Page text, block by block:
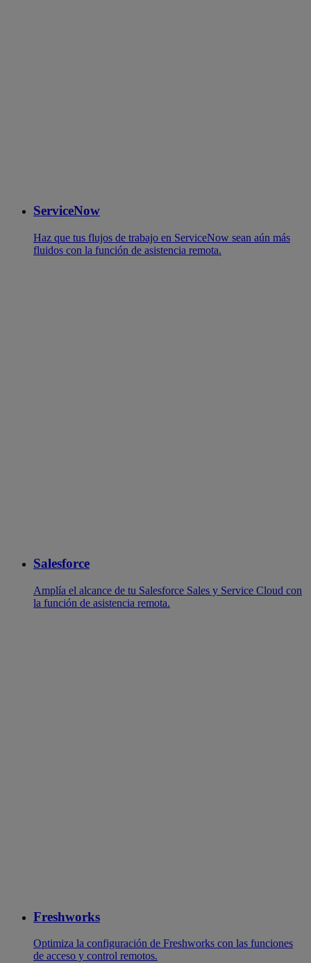
ServiceNow
Haz que tus flujos de trabajo en ServiceNow sean aún más
fluidos con la función de asistencia remota.
Salesforce
Amplía el alcance de tu Salesforce Sales y Service Cloud con
la función de asistencia remota.
Freshworks
Optimiza la configuración de Freshworks con las funciones
de acceso y control remotos.